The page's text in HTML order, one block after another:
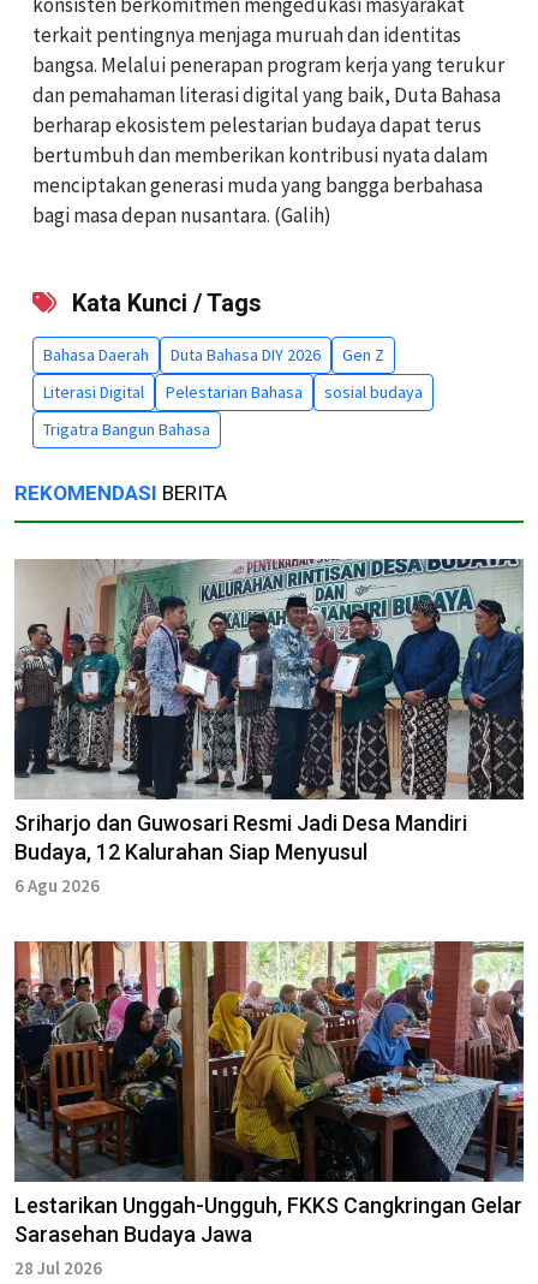
terkait pentingnya menjaga muruah dan identitas
bangsa. Melalui penerapan program kerja yang terukur
dan pemahaman literasi digital yang baik, Duta Bahasa
berharap ekosistem pelestarian budaya dapat terus
bertumbuh dan memberikan kontribusi nyata dalam
menciptakan generasi muda yang bangga berbahasa
bagi masa depan nusantara. (Galih)
Kata Kunci / Tags
Bahasa Daerah Duta Bahasa DIY 2026
Gen Z
Literasi Digital
Pelestarian Bahasa
sosial budaya
Trigatra Bangun Bahasa
REKOMENDASI BERITA
Sriharjo dan Guwosari Resmi Jadi Desa Mandiri
Budaya, 12 Kalurahan Siap Menyusul
6 Agu 2026
Lestarikan Unggah-Ungguh, FKKS Cangkringan Gelar
Sarasehan Budaya Jawa
28 Jul 2026